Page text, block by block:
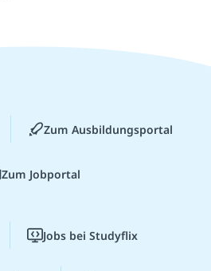
Zum Ausbildungsportal
Zum Jobportal
Jobs bei Studyflix